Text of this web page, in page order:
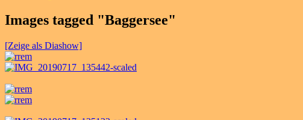
Images tagged "Baggersee"
[Zeige als Diashow]